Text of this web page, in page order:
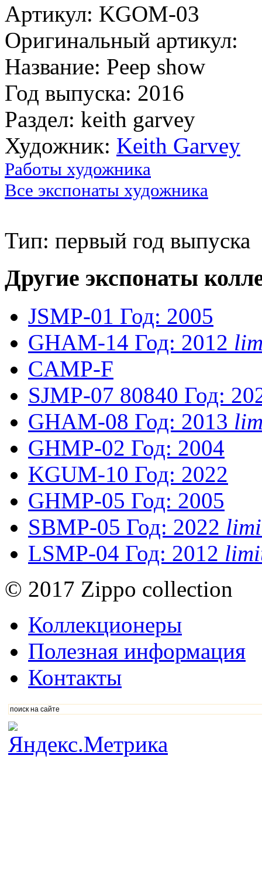
Артикул: KGOM-03
Оригинальный артикул:
Название: Peep show
Год выпуска: 2016
Раздел: keith garvey
Художник: Keith Garvey
Работы художника
Все экспонаты художника
Тип: первый год выпуска
Другие экспонаты
JSMP-01 Год: 2005
GHAM-14 Год: 2012
CAMP-F
SJMP-07 80840 Год:
GHAM-08 Год: 2013
GHMP-02 Год: 2004
KGUM-10 Год: 2022
GHMP-05 Год: 2005
SBMP-05 Год: 2022
LSMP-04 Год: 2012
© 2017 Zippo collection
Коллекционеры
Полезная информация
Контакты